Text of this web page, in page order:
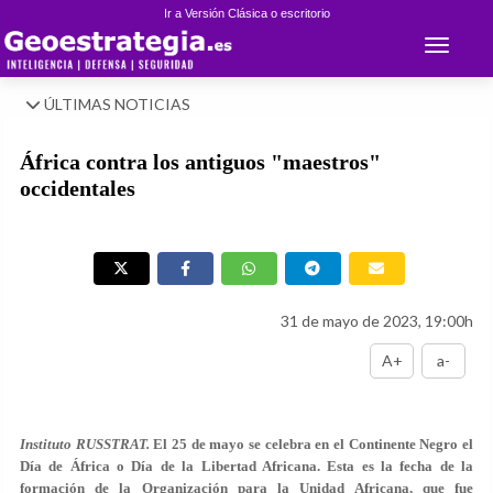
Ir a Versión Clásica o escritorio
Toggle
ÚLTIMAS NOTICIAS
África contra los antiguos "maestros"
occidentales
31 de mayo de 2023, 19:00h
A+ a-
Instituto RUSSTRAT.El 25 de mayo se celebra en el Continente Negro el
Día de África o Día de la Libertad Africana. Esta es la fecha de la
formación de la Organización para la Unidad Africana, que fue